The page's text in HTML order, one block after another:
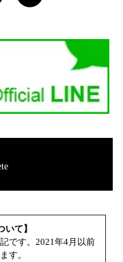
いて】
です。2021年4月以前
す。